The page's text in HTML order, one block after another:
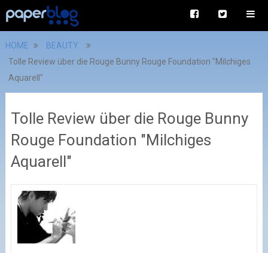
HOME
BEAUTY
Tolle Review über die Rouge Bunny Rouge Foundation "Milchiges
Aquarell"
Tolle Review über die Rouge Bunny
Rouge Foundation "Milchiges
Aquarell"